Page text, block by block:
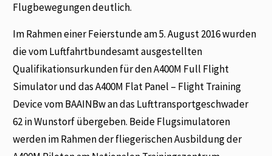
Flugbewegungen deutlich.
Im Rahmen einer Feierstunde am 5. August 2016 wurden
die vom Luftfahrtbundesamt ausgestellten
Qualifikationsurkunden für den A400M Full Flight
Simulator und das A400M Flat Panel – Flight Training
Device vom BAAINBw an das Lufttransportgeschwader
62 in Wunstorf übergeben. Beide Flugsimulatoren
werden im Rahmen der fliegerischen Ausbildung der